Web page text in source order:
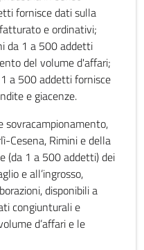
fornisce dati sulla
e ordinativi;
da 1 a 500 addetti
del volume d'affari;
a 500 addetti fornisce
e giacenze.
sovracampionamento,
Cesena, Rimini e della
(da 1 a 500 addetti) dei
e all’ingrosso,
disponibili a
congiunturali e
d’affari e le